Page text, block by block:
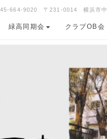
045-664-9020 〒231-0014 横浜市
緑高同期会 クラブOB会